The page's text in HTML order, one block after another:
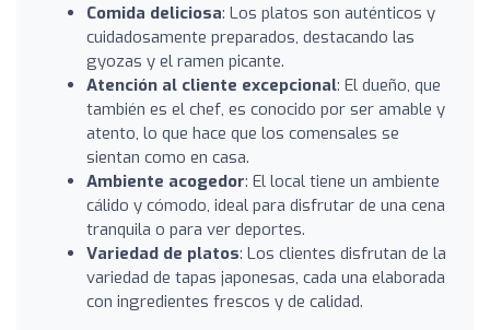
Comida deliciosa: Los platos son auténticos y
cuidadosamente preparados, destacando las
gyozas y el ramen picante.
Atención al cliente excepcional: El dueño, que
también es el chef, es conocido por ser amable y
atento, lo que hace que los comensales se
sientan como en casa.
Ambiente acogedor: El local tiene un ambiente
cálido y cómodo, ideal para disfrutar de una cena
tranquila o para ver deportes.
Variedad de platos: Los clientes disfrutan de la
variedad de tapas japonesas, cada una elaborada
con ingredientes frescos y de calidad.